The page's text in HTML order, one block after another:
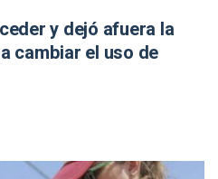
y dejó afuera la
cambiar el uso de